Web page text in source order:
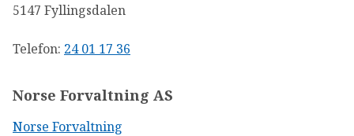
5147 Fyllingsdalen
Telefon: 24 01 17 36
Norse Forvaltning AS
Norse Forvaltning